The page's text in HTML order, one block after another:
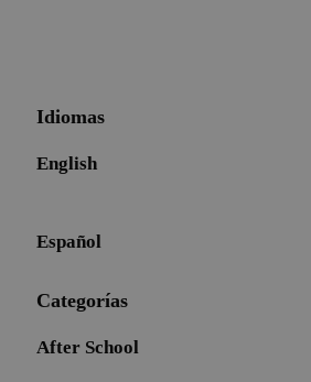
Idiomas
English
Español
Categorías
After School